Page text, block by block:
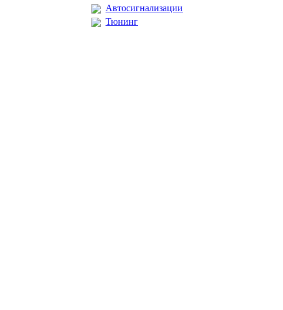
Автосигнализации
Тюнинг